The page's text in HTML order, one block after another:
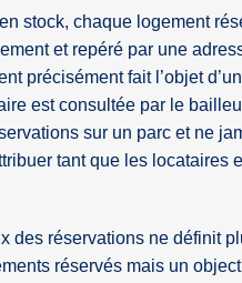
stock, chaque logement
et repéré par une
précisément fait l’objet
est consultée par le
sur un parc et ne
tant que les locataires
des réservations ne définit
réservés mais un